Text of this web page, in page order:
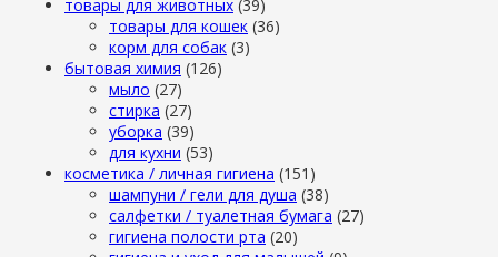
товары для животных (39)
товары для кошек (36)
корм для собак (3)
бытовая химия (126)
мыло (27)
стирка (27)
уборка (39)
для кухни (53)
косметика / личная гигиена (151)
шампуни / гели для душа (38)
салфетки / туалетная бумага (27)
гигиена полости рта (20)